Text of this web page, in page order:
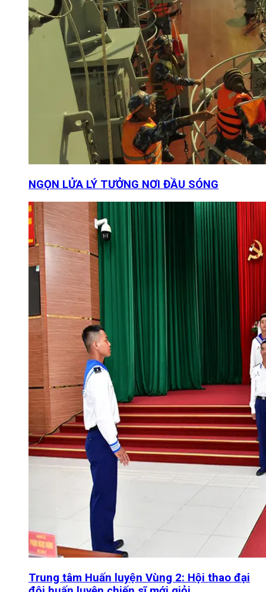
NGỌN LỬA LÝ TƯỞNG NƠI ĐẦU SÓNG
Trung tâm Huấn luyện Vùng 2: Hội thao đại